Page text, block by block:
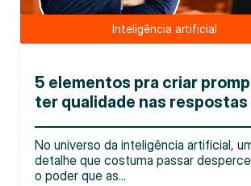
Inteligência artificial
5 elementos pra criar
ter qualidade nas respostas
No universo da inteligência artificial,
detalhe que costuma passar
o poder que as...